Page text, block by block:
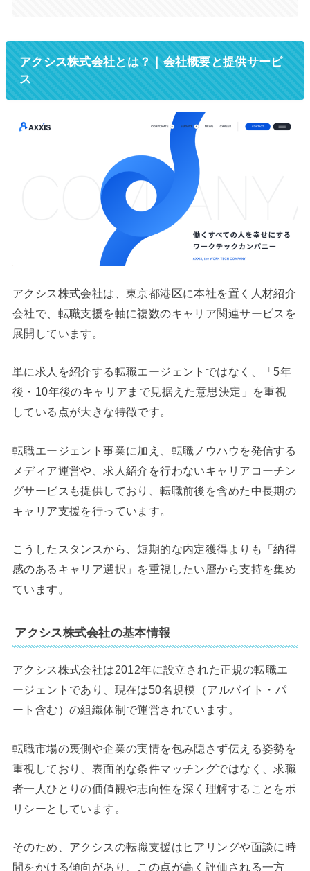
アクシス株式会社とは？｜会社概要と提供サービ
ス
アクシス株式会社は、東京都港区に本社を置く人材紹介
会社で、転職支援を軸に複数のキャリア関連サービスを
展開しています。
単に求人を紹介する転職エージェントではなく、「5年
後・10年後のキャリアまで見据えた意思決定」を重視
している点が大きな特徴です。
転職エージェント事業に加え、転職ノウハウを発信する
メディア運営や、求人紹介を行わないキャリアコーチン
グサービスも提供しており、転職前後を含めた中長期の
キャリア支援を行っています。
こうしたスタンスから、短期的な内定獲得よりも「納得
感のあるキャリア選択」を重視したい層から支持を集め
ています。
アクシス株式会社の基本情報
アクシス株式会社は2012年に設立された正規の転職エ
ージェントであり、現在は50名規模（アルバイト・パ
ート含む）の組織体制で運営されています。
転職市場の裏側や企業の実情を包み隠さず伝える姿勢を
重視しており、表面的な条件マッチングではなく、求職
者一人ひとりの価値観や志向性を深く理解することをポ
リシーとしています。
そのため、アクシスの転職支援はヒアリングや面談に時
間をかける傾向があり、この点が高く評価される一方